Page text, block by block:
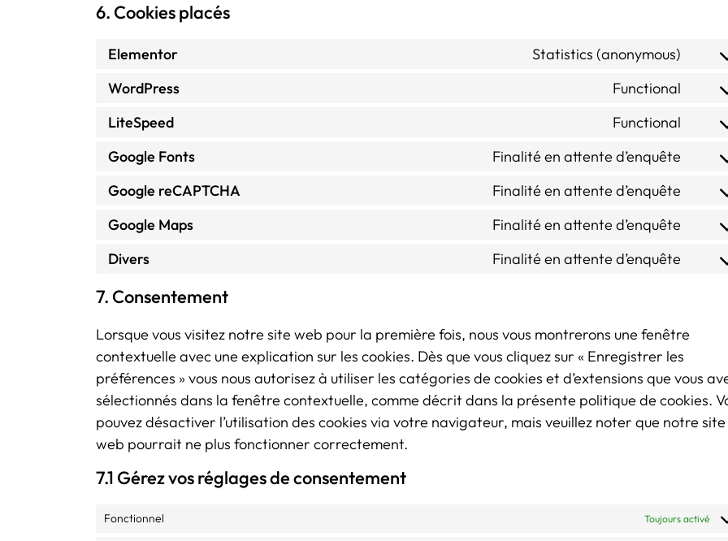
6. Cookies placés
Elementor
Statistics (anonymous)
WordPress
Functional
LiteSpeed
Functional
Google Fonts
Finalité en attente d’enquête
Google reCAPTCHA
Finalité en attente d’enquête
Google Maps
Finalité en attente d’enquête
Divers
Finalité en attente d’enquête
7. Consentement
Lorsque vous visitez notre site web pour la première fois, nous vous montrerons une fenêtre
contextuelle avec une explication sur les cookies. Dès que vous cliquez sur « Enregistrer les
préférences » vous nous autorisez à utiliser les catégories de cookies et d’extensions que vous
sélectionnés dans la fenêtre contextuelle, comme décrit dans la présente politique de cookies.
pouvez désactiver l’utilisation des cookies via votre navigateur, mais veuillez noter que notre site
web pourrait ne plus fonctionner correctement.
7.1 Gérez vos réglages de consentement
Fonctionnel Toujours activé